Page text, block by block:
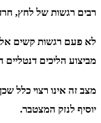
רבים רגשות של לחץ,
לא פעם רגשות קשים
מביצוע הליכים דנטליים
מצב זה אינו רצוי כלל
יוסיף לנזק המצטבר.